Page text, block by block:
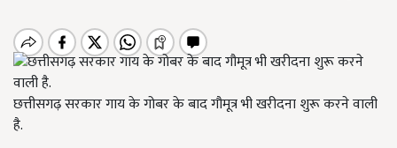
छत्तीसगढ़ सरकार गाय के गोबर के बाद गौमूत्र भी खरीदना शुरू करने वाली
है.